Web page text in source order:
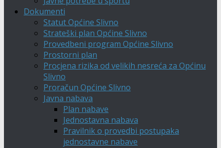
Dokumenti
Statut Općine Slivno
Strateški plan Općine Slivno
Provedbeni program Općine Slivno
Prostorni plan
Procjena rizika od velikih nesreća za Općinu
Slivno
Proračun Općine Slivno
Javna nabava
Plan nabave
Jednostavna nabava
Pravilnik o provedbi postupaka
jednostavne nabave